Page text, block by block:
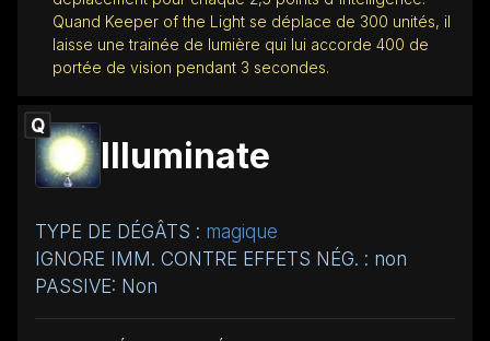
Quand Keeper of the Light se déplace de 300 unités, il
laisse une trainée de lumière qui lui accorde 400 de
portée de vision pendant 3 secondes.
Q
Illuminate
TYPE DE DÉGÂTS : magique
IGNORE IMM. CONTRE EFFETS NÉG. : non
PASSIVE: Non